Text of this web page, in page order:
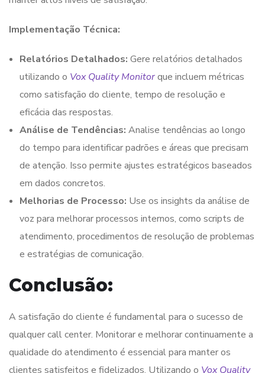
Implementação Técnica:
Relatórios Detalhados: Gere relatórios detalhados
utilizando o Vox Quality Monitorque incluem métricas
como satisfação do cliente, tempo de resolução e
eficácia das respostas.
Análise de Tendências: Analise tendências ao longo
do tempo para identificar padrões e áreas que precisam
de atenção. Isso permite ajustes estratégicos baseados
em dados concretos.
Melhorias de Processo: Use os insights da análise de
voz para melhorar processos internos, como scripts de
atendimento, procedimentos de resolução de problemas
e estratégias de comunicação.
Conclusão:
A satisfação do cliente é fundamental para o sucesso de
qualquer call center. Monitorar e melhorar continuamente a
qualidade do atendimento é essencial para manter os
clientes satisfeitos e fidelizados. Utilizando o Vox Quality